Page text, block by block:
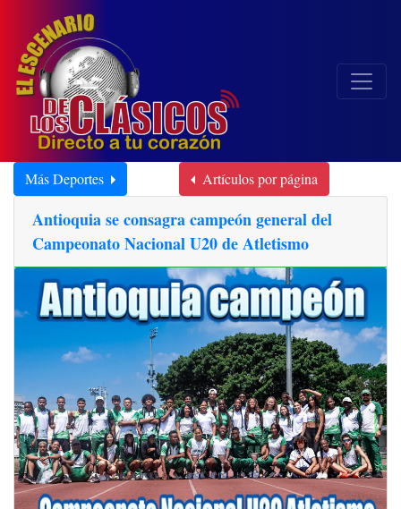
Más Deportes Artículos por página
Antioquia se consagra campeón general del
Campeonato Nacional U20 de Atletismo